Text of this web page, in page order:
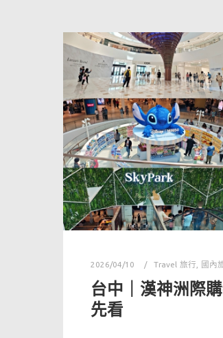
2026/04/10 Travel 旅行 國內
台中｜漢神洲際
先看